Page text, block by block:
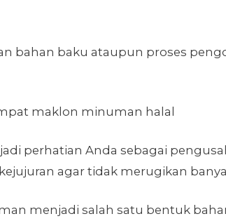
bahan baku ataupun proses
perhatian Anda sebagai
agar tidak merugikan
menjadi salah satu bentuk